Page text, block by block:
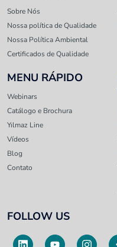
Sobre Nós
Nossa política de Qualidade
Nossa Política Ambiental
Certificados de Qualidade
MENU RÁPIDO
Webinars
Catálogo e Brochura
Yılmaz Line
Vídeos
Blog
Contato
FOLLOW US